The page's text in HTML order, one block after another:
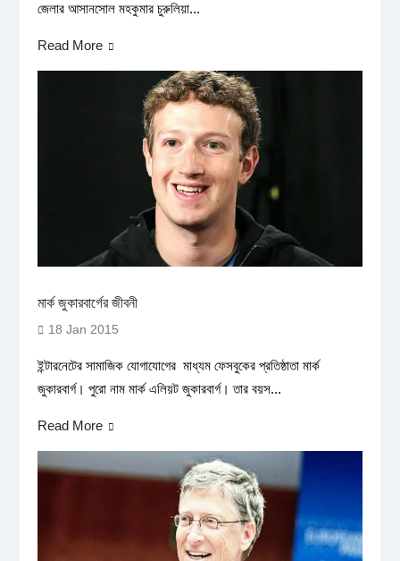
জেলার আসানসোল মহকুমার চুরুলিয়া...
Read More
মার্ক জুকারবার্গের জীবনী
18 Jan 2015
ইন্টারনেটের সামাজিক যোগাযোগের মাধ্যম ফেসবুকের প্রতিষ্ঠাতা মার্ক
জুকারবার্গ। পুরো নাম মার্ক এলিয়ট জুকারবার্গ। তার বয়স...
Read More